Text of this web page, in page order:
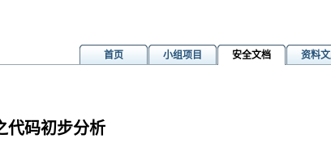
首页 小组项目 安全文档 资料
代码初步分析